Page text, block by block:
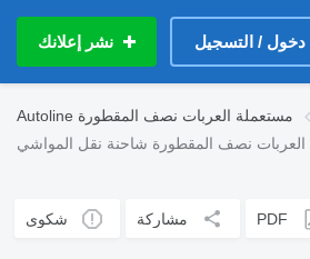
دخول / التسجيل نشر إعلانك
Autoline مستعملة العربات نصف المقطورة
PDF مشاركة شكوى